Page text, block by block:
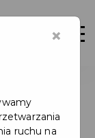
Pruszcza
×
ruchu na